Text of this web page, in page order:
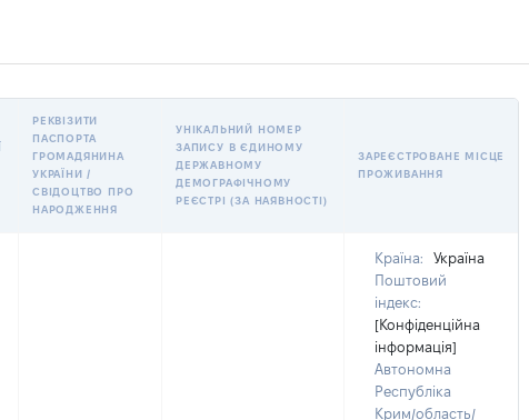
РЕКВІЗИТИ
ПАСПОРТА
ГРОМАДЯНИНА
УКРАЇНИ /
СВІДОЦТВО ПРО
НАРОДЖЕННЯ
УНІКАЛЬНИЙ НОМЕР
ЗАПИСУ В ЄДИНОМУ
ДЕРЖАВНОМУ
ДЕМОГРАФІЧНОМУ
РЕЄСТРІ (ЗА НАЯВНОСТІ)
ЗАРЕЄСТРОВАНЕ МІСЦЕ
ПРОЖИВАННЯ
Країна:
Україна
Поштовий
індекс:
[Конфіденційна
інформація]
Автономна
Республіка
Крим/область/